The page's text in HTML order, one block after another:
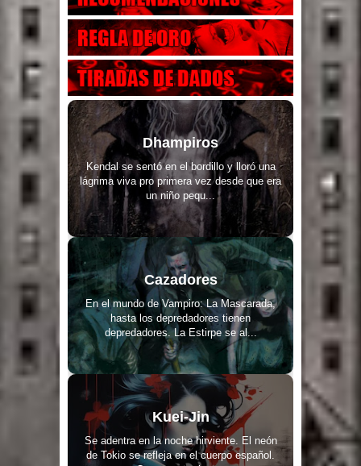
Dhampiros
Kendal se sentó en el bordillo y lloró una
lágrima viva pro primera vez desde que era
un niño pequ...
Cazadores
En el mundo de Vampiro: La Mascarada,
hasta los depredadores tienen
depredadores. La Estirpe se al...
Kuei-Jin
Se adentra en la noche hirviente. El neón
de Tokio se refleja en el cuerpo español.